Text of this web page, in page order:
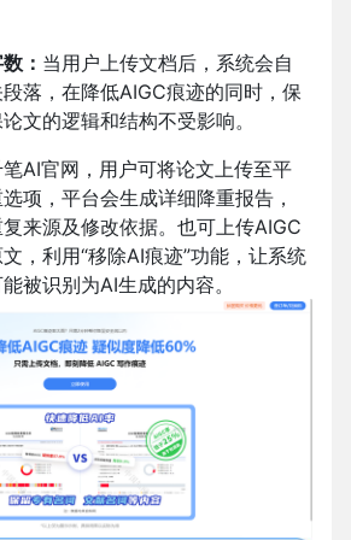
： 当用户上传文档后，系统会自
落，在降低AIGC痕迹的同时，保
文的逻辑和结构不受影响。
AI官网， 用户可将论文上传至平
项，平台会生成详细降重报告，
来源及修改依据。也可上传AIGC
，利用“移除AI痕迹”功能，让系统
被识别为AI生成的内容。